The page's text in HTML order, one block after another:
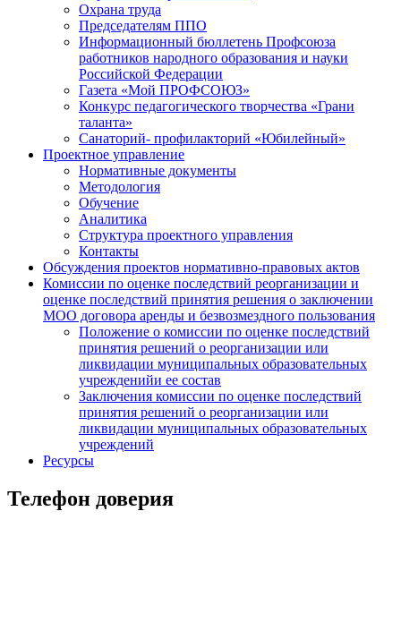
Охрана труда
Председателям ППО
Информационный бюллетень Профсоюза
работников народного образования и науки
Российской Федерации
Газета «Мой ПРОФСОЮЗ»
Конкурс педагогического творчества «Грани
таланта»
Санаторий- профилакторий «Юбилейный»
Проектное управление
Нормативные документы
Методология
Обучение
Аналитика
Структура проектного управления
Контакты
Обсуждения проектов нормативно-правовых актов
Комиссии по оценке последствий реорганизации и
оценке последствий принятия решения о заключении
МОО договора аренды и безвозмездного пользования
Положение о комиссии по оценке последствий
принятия решений о реорганизации или
ликвидации муниципальных образовательных
учрежденийи ее состав
Заключения комиссии по оценке последствий
принятия решений о реорганизации или
ликвидации муниципальных образовательных
учреждений
Ресурсы
Телефон доверия